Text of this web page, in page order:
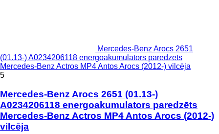
Mercedes-Benz Arocs 2651
(01.13-) A0234206118 energoakumulators paredzēts
Mercedes-Benz Actros MP4 Antos Arocs (2012-) vilcēja
5
Mercedes-Benz Arocs 2651 (01.13-)
A0234206118 energoakumulators paredzēts
Mercedes-Benz Actros MP4 Antos Arocs (2012-)
vilcēja